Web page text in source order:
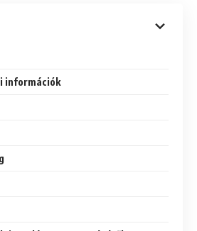
információk